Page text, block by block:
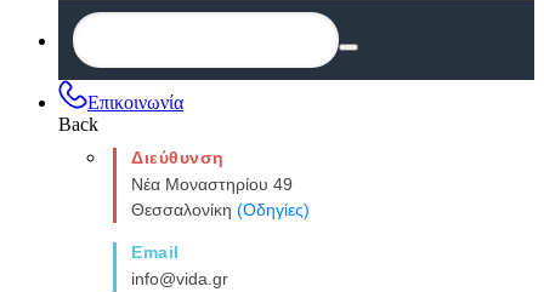
Επικοινωνία
Back
Διεύθυνση
Νέα Μοναστηρίου 49
Θεσσαλονίκη (Οδηγίες)
Email
info@vida.gr